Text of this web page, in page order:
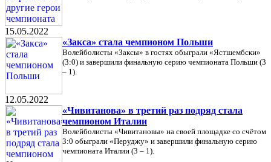
15.05.2022
«Закса» стала чемпионом Польши
Волейболисты «Заксы» в гостях обыграли «Ястшембски»
(3:0) и завершили финальную серию чемпионата Польши (3
– 1).
12.05.2022
«Чивитанова» в третий раз подряд стала
чемпионом Италии
Волейболисты «Чивитановы» на своей площадке со счётом
3:0 обыграли «Перуджу» и завершили финальную серию
чемпионата Италии (3 – 1).